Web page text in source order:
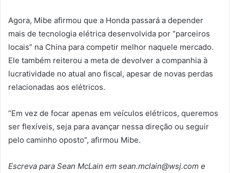
Agora, Mibe afirmou que a Honda passará a depender
mais de tecnologia elétrica desenvolvida por “parceiros
locais” na China para competir melhor naquele mercado.
Ele também reiterou a meta de devolver a companhia à
lucratividade no atual ano fiscal, apesar de novas perdas
relacionadas aos elétricos.
“Em vez de focar apenas em veículos elétricos, queremos
ser flexíveis, seja para avançar nessa direção ou seguir
pelo caminho oposto”, afirmou Mibe.
Escreva para Sean McLain em sean.mclain@wsj.com e